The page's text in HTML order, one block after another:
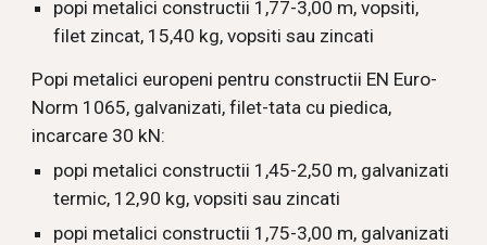
popi metalici constructii 1,77-3,00 m, vopsiti,
filet zincat, 15,40 kg, vopsiti sau zincati
Popi metalici europeni pentru constructii EN Euro-
Norm 1065, galvanizati, filet-tata cu piedica,
incarcare 30 kN:
popi metalici constructii 1,45-2,50 m, galvanizati
termic, 12,90 kg, vopsiti sau zincati
popi metalici constructii 1,75-3,00 m, galvanizati